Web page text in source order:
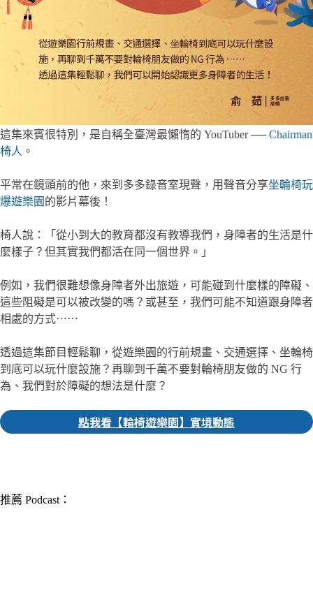
這集來賓很特別，是自稱全臺灣最懶惰的 YouTuber ──Chairman
椅人 。
平常在鏡頭前的他，來到多多錄音室現聲，用聲音分享坐輪椅玩
爆遊樂園 的影片幕後！
椅人說：「從小到大的教育都沒有教導我們，身障者的生活是什
麼樣子？但其實我們都活在同一個世界。」
例如，我們很難想像身障者外出旅遊，可能碰到什麼樣的障礙、
這些阻礙是可以被改變的嗎？或甚至，我們可能不知道跟身障者
相處的方式⋯⋯
透過這集節目輕鬆聊，從遊樂園的行前規畫、交通選擇、坐輪椅
到底可以玩什麼設施？再聊到千萬不要對輪椅朋友做的 NG 行
為、我們對於障礙的想法是什麼？
點我看【輪椅遊樂園】實境動態
推薦 Podcast：